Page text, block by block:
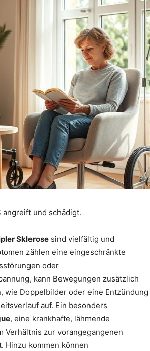
und schädigt.
Sklerose sind vielfältig und
zählen eine eingeschränkte
oder
kann Bewegungen zusätzlich
wie Doppelbilder oder eine Entzündung
auf. Ein besonders
, eine krankhafte, lähmende
Verhältnis zur vorangegangenen
Hinzu kommen können